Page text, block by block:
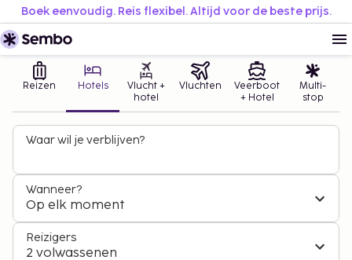
Boek eenvoudig. Reis flexibel. Altijd voor de beste prijs.
Reizen Hotels
Vlucht +
hotel
Vluchten
Veerboot
+ Hotel
Multi-
stop
Waar wil je verblijven?
Wanneer?
Op elk moment
Reizigers
2 volwassenen